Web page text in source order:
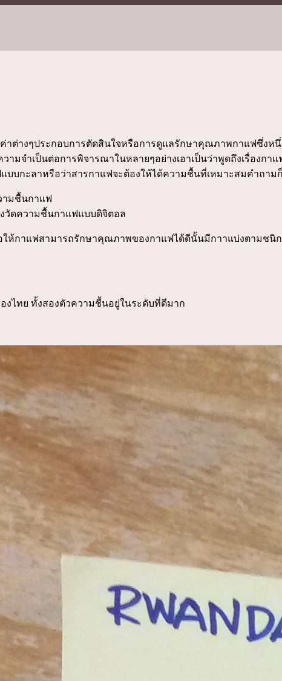
าต่างๆประกอบการตัดสินใจหรือการดูแลรักษาคุณภาพกาแฟซึ่งห
มจำเป็นต่อการพิจารณาในหลายๆอย่างเอาเป็นว่าพูดถึงเรื่องกา
แบบกะลาหรือว่าสารกาแฟจะต้องให้ได้ความชื้นที่เหมาะสมคำถา
งวัดความชื้นกาแฟแบบดิจิตอล
ให้กาแฟสามารถรักษาคุณภาพของกาแฟได้ดีนั้นมีกาาแบ่งตามชนิ
งไทย ทั้งสองตัวความชื้นอยู่ในระดับที่ดีมาก